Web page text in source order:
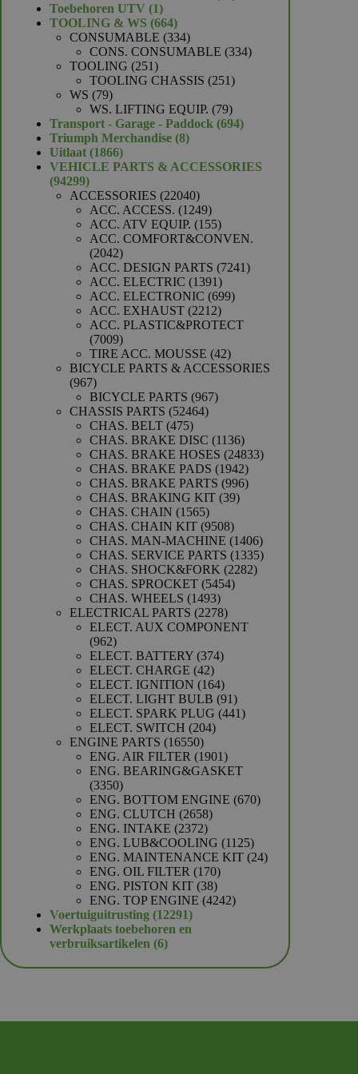
Toebehoren UTV 11
product
TOOLING & WS 664664
producten
CONSUMABLE 334334
producten
CONS. CONSUMABLE 334334
TOOLING 251251
producten
TOOLING CHASSIS 251251
WS 7979
producten
WS. LIFTING EQUIP. 7979
producten
Transport - Garage - Paddock 694694
Triumph Merchandise 88
Uitlaat 18661866
producten
VEHICLE PARTS & ACCESSORIES
9429994299
producten
ACCESSORIES 2204022040
producten
ACC. ACCESS. 12491249
producten
ACC. ATV EQUIP. 155155
producten
ACC. COMFORT&CONVEN.
20422042
producten
ACC. DESIGN PARTS 72417241
ACC. ELECTRIC 13911391
producten
ACC. ELECTRONIC 699699
ACC. EXHAUST 22122212
producten
ACC. PLASTIC&PROTECT
70097009
producten
TIRE ACC. MOUSSE 4242
producten
BICYCLE PARTS & ACCESSORIES
967967
producten
BICYCLE PARTS 967967
CHASSIS PARTS 5246452464
CHAS. BELT 475475
producten
CHAS. BRAKE DISC 11361136
producten
CHAS. BRAKE HOSES 2483324833
CHAS. BRAKE PADS 19421942
producten
CHAS. BRAKE PARTS 996996
CHAS. BRAKING KIT 3939
CHAS. CHAIN 15651565
producten
CHAS. CHAIN KIT 95089508
producten
CHAS. MAN-MACHINE 14061406
producten
CHAS. SERVICE PARTS 13351335
CHAS. SHOCK&FORK 22822282
CHAS. SPROCKET 54545454
CHAS. WHEELS 14931493
producten
ELECTRICAL PARTS 22782278
producten
ELECT. AUX COMPONENT
962962
producten
ELECT. BATTERY 374374
ELECT. CHARGE 4242
producten
ELECT. IGNITION 164164
producten
ELECT. LIGHT BULB 9191
producten
ELECT. SPARK PLUG 441441
ELECT. SWITCH 204204
ENGINE PARTS 1655016550
producten
ENG. AIR FILTER 19011901
producten
ENG. BEARING&GASKET
33503350
producten
ENG. BOTTOM ENGINE 670670
ENG. CLUTCH 26582658
ENG. INTAKE 23722372
producten
ENG. LUB&COOLING 11251125
producten
ENG. MAINTENANCE KIT 2424
ENG. OIL FILTER 170170
producten
ENG. PISTON KIT 3838
producten
ENG. TOP ENGINE 42424242
Voertuiguitrusting 1229112291
producten
Werkplaats toebehoren en
verbruiksartikelen 66